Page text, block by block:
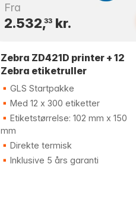
Fra
2.532,33 kr.
Zebra ZD421D printer + 12
Zebra etiketruller
GLS Startpakke
Med 12 x 300 etiketter
Etiketstørrelse: 102 mm x 150
mm
Direkte termisk
Inklusive 5 års garanti